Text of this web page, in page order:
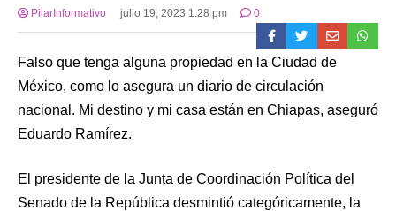
PilarInformativo julio 19, 2023 1:28 pm 0
Falso que tenga alguna propiedad en la Ciudad de
México, como lo asegura un diario de circulación
nacional. Mi destino y mi casa están en Chiapas, aseguró
Eduardo Ramírez.
El presidente de la Junta de Coordinación Política del
Senado de la República desmintió categóricamente, la